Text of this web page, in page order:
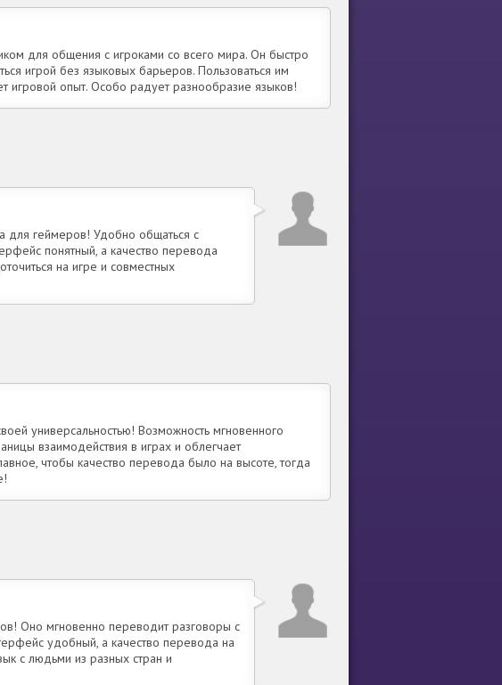
для общения с игроками со всего мира. Он быстро
игрой без языковых барьеров. Пользоваться им
игровой опыт. Особо радует разнообразие языков!
для геймеров! Удобно общаться с
понятный, а качество перевода
на игре и совместных
универсальностью! Возможность мгновенного
взаимодействия в играх и облегчает
чтобы качество перевода было на высоте, тогда
Оно мгновенно переводит разговоры с
удобный, а качество перевода на
с людьми из разных стран и